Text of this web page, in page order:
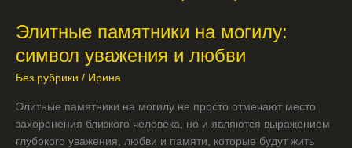
Элитные памятники на могилу:
символ уважения и любви
Без рубрики / Ирина
Элитные памятники на могилу не просто отмечают место
захоронения близкого человека, но и являются выражением
глубокого уважения, любви и памяти, которые будут жить
на
символ
уважения